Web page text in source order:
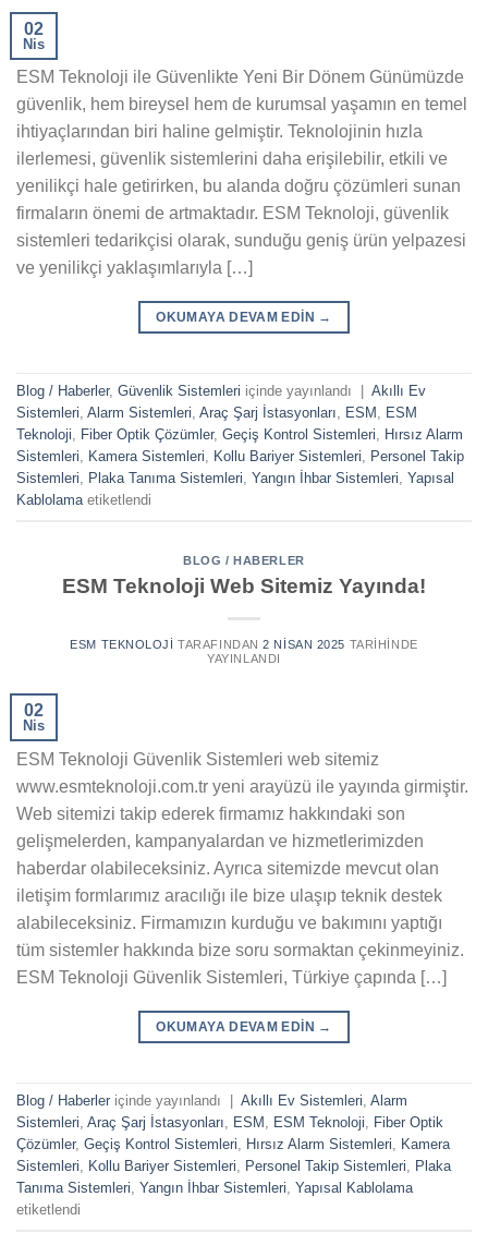
02
Nis
ESM Teknoloji ile Güvenlikte Yeni Bir Dönem Günümüzde
güvenlik, hem bireysel hem de kurumsal yaşamın en temel
ihtiyaçlarından biri haline gelmiştir. Teknolojinin hızla
ilerlemesi, güvenlik sistemlerini daha erişilebilir, etkili ve
yenilikçi hale getirirken, bu alanda doğru çözümleri sunan
firmaların önemi de artmaktadır. ESM Teknoloji, güvenlik
sistemleri tedarikçisi olarak, sunduğu geniş ürün yelpazesi
ve yenilikçi yaklaşımlarıyla […]
OKUMAYA DEVAM EDIN →
Blog / Haberler, Güvenlik Sistemleri içinde yayınlandı
Akıllı Ev
Sistemleri, Alarm Sistemleri, Araç Şarj İstasyonları, ESM , ESM
Teknoloji, Fiber Optik Çözümler, Geçiş Kontrol Sistemleri, Hırsız Alarm
Sistemleri, Kamera Sistemleri, Kollu Bariyer Sistemleri, Personel Takip
Sistemleri, Plaka Tanıma Sistemleri, Yangın İhbar Sistemleri, Yapısal
Kablolamaetiketlendi
BLOG / HABERLER
ESM Teknoloji Web Sitemiz Yayında!
ESM TEKNOLOJI TARAFINDAN 2 NISAN 2025 TARIHINDE
YAYINLANDI
02
Nis
ESM Teknoloji Güvenlik Sistemleri web sitemiz
www.esmteknoloji.com.tr yeni arayüzü ile yayında girmiştir.
Web sitemizi takip ederek firmamız hakkındaki son
gelişmelerden, kampanyalardan ve hizmetlerimizden
haberdar olabileceksiniz. Ayrıca sitemizde mevcut olan
iletişim formlarımız aracılığı ile bize ulaşıp teknik destek
alabileceksiniz. Firmamızın kurduğu ve bakımını yaptığı
tüm sistemler hakkında bize soru sormaktan çekinmeyiniz.
ESM Teknoloji Güvenlik Sistemleri, Türkiye çapında […]
OKUMAYA DEVAM EDIN →
Blog / Haberler içinde yayınlandı Akıllı Ev Sistemleri Alarm
Sistemleri Araç Şarj İstasyonları ESM ESM Teknoloji
Fiber Optik
Çözümler, Geçiş Kontrol Sistemleri Hırsız Alarm Sistemleri
Kamera
Sistemleri
Kollu Bariyer Sistemleri Personel Takip Sistemleri
Plaka
Tanıma Sistemleri Yangın İhbar Sistemleri Yapısal Kablolama
etiketlendi